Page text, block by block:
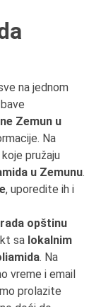
na jednom
Zemun u
Na
koje pružaju
u Zemunu.
, uporedite ih i
opštinu
sa lokalnim
. Na
vreme i email
prolazite